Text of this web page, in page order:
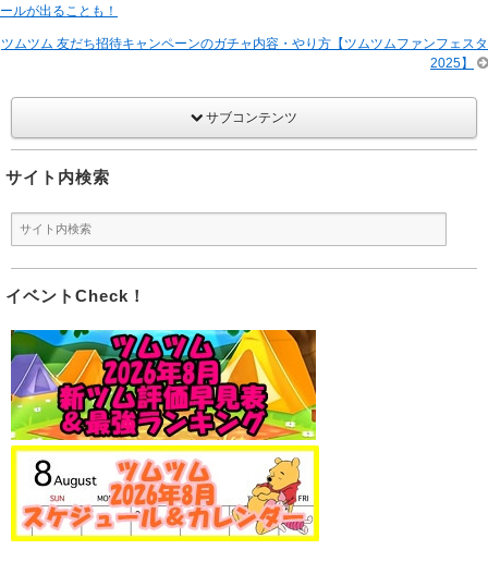
ールが出ることも！
ツムツム 友だち招待キャンペーンのガチャ内容・やり方【ツムツムファンフェスタ
2025】
サブコンテンツ
サイト内検索
イベントCheck！